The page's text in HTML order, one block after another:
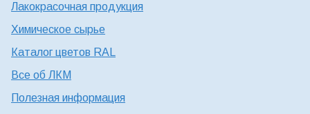
Лакокрасочная продукция
Химическое сырье
Каталог цветов RAL
Все об ЛКМ
Полезная информация